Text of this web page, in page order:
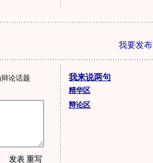
我要发布
论话题
我来说两句
精华区
辩论区